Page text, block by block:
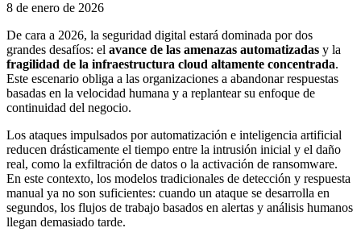
8 de enero de 2026
De cara a 2026, la seguridad digital estará dominada por dos
grandes desafíos: el avance de las amenazas automatizadas y la
fragilidad de la infraestructura cloud altamente concentrada.
Este escenario obliga a las organizaciones a abandonar respuestas
basadas en la velocidad humana y a replantear su enfoque de
continuidad del negocio.
Los ataques impulsados por automatización e inteligencia artificial
reducen drásticamente el tiempo entre la intrusión inicial y el daño
real, como la exfiltración de datos o la activación de ransomware.
En este contexto, los modelos tradicionales de detección y respuesta
manual ya no son suficientes: cuando un ataque se desarrolla en
segundos, los flujos de trabajo basados en alertas y análisis humanos
llegan demasiado tarde.